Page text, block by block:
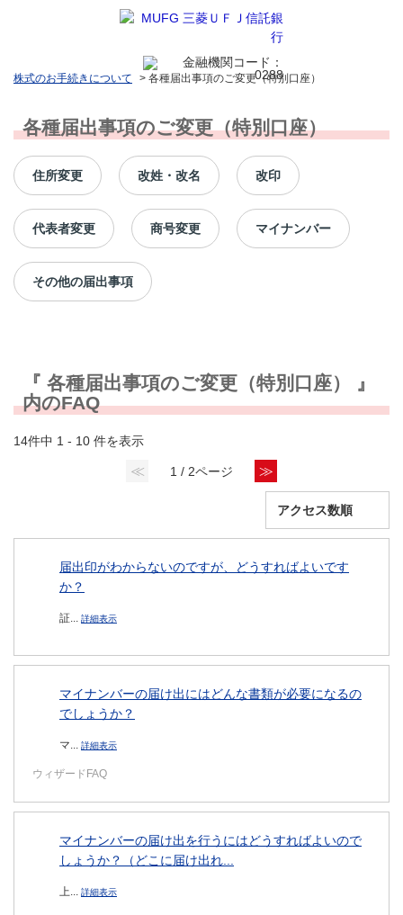
株式のお手続きについて > 各種届出事項のご変更（特別口座）
各種届出事項のご変更（特別口座）
住所変更 改姓・改名 改印
代表者変更 商号変更 マイナンバー
その他の届出事項
『 各種届出事項のご変更（特別口座） 』
内のFAQ
14件中 1 - 10 件を表示
≪ 1 / 2ページ ≫
届出印がわからないのですが、どうすればよいです
か？
証... 詳細表示
マイナンバーの届け出にはどんな書類が必要になるの
でしょうか？
マ... 詳細表示
ウィザードFAQ
マイナンバーの届け出を行うにはどうすればよいので
しょうか？（どこに届け出れ...
上... 詳細表示